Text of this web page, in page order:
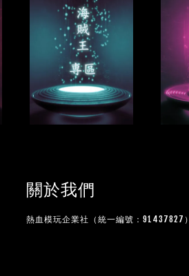
關於我們
熱血模玩企業社（統一編號：91437827）